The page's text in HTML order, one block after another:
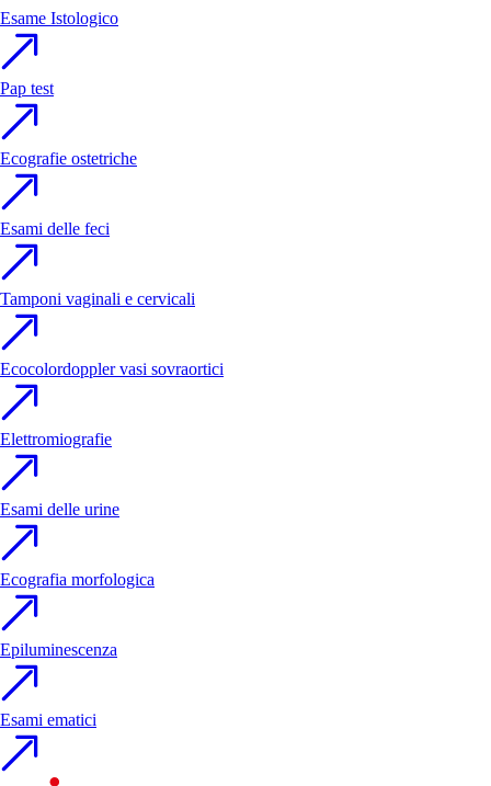
Esame Istologico
Pap test
Ecografie ostetriche
Esami delle feci
Tamponi vaginali e cervicali
Ecocolordoppler vasi sovraortici
Elettromiografie
Esami delle urine
Ecografia morfologica
Epiluminescenza
Esami ematici